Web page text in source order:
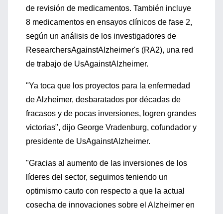
de revisión de medicamentos. También incluye
8 medicamentos en ensayos clínicos de fase 2,
según un análisis de los investigadores de
ResearchersAgainstAlzheimer's (RA2), una red
de trabajo de UsAgainstAlzheimer.
"Ya toca que los proyectos para la enfermedad
de Alzheimer, desbaratados por décadas de
fracasos y de pocas inversiones, logren grandes
victorias", dijo George Vradenburg, cofundador y
presidente de UsAgainstAlzheimer.
"Gracias al aumento de las inversiones de los
líderes del sector, seguimos teniendo un
optimismo cauto con respecto a que la actual
cosecha de innovaciones sobre el Alzheimer en